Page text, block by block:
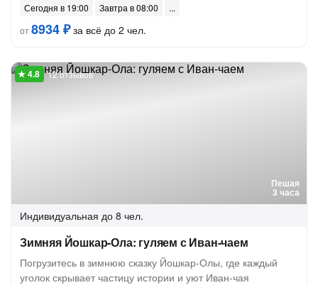
Сегодня в 19:00
Завтра в 08:00
от8934 ₽за всё до 2 чел.
Пешая
3 часа
12 отзывов
Индивидуальная до 8 чел.
Зимняя Йошкар-Ола: гуляем с Иван-чаем
Погрузитесь в зимнюю сказку Йошкар-Олы, где каждый
уголок скрывает частицу истории и уют Иван-чая